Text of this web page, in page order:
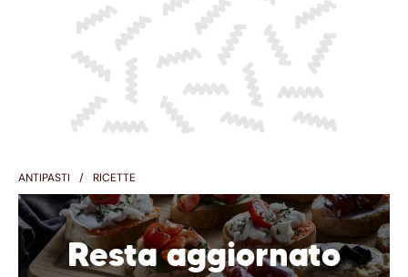
ANTIPASTI RICETTE
Resta aggiornato